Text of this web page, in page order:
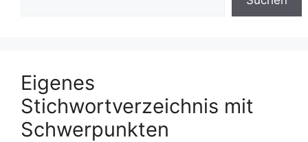
Eigenes
Stichwortverzeichnis mit
Schwerpunkten